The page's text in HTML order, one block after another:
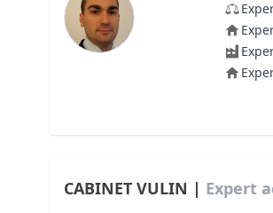
CABINET VULIN | Expert